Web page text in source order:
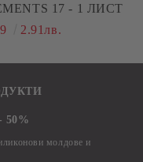
17 - 1 ЛИСТ
2.91лв.
молдове и